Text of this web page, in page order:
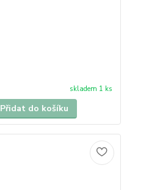
skladem 1 ks
Přidat do košíku